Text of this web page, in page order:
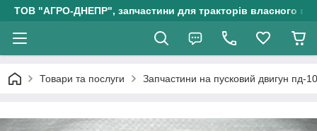
ТОВ "АГРО-ДНЕПР", запчастини для тракторів власного
Товари та послуги Запчастини на пусковий двигун пд-10